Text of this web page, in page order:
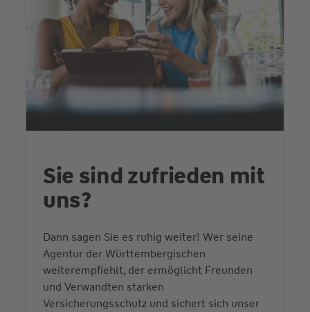
Sie sind zufrieden mit
uns?
Dann sagen Sie es ruhig weiter! Wer seine
Agentur der Württembergischen
weiterempfiehlt, der ermöglicht Freunden
und Verwandten starken
Versicherungsschutz und sichert sich unser